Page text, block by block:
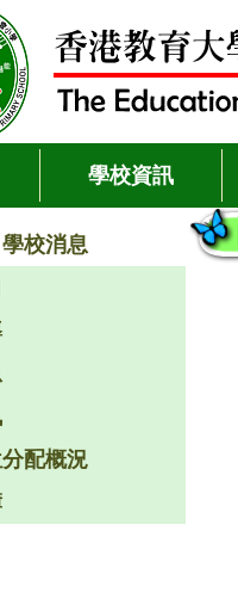
學校資訊
學校消息
配概況